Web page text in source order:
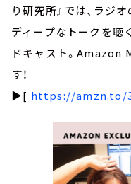
り研究所』では、ラジ
ディープなトークを聴
ドキャスト。Amazon
す！
▶[ https://amzn.to/